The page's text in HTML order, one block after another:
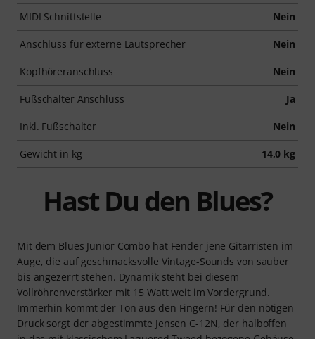
MIDI Schnittstelle Nein
Anschluss für externe Lautsprecher Nein
Kopfhöreranschluss Nein
Fußschalter Anschluss Ja
Inkl. Fußschalter Nein
Gewicht in kg 14,0 kg
Hast Du den Blues?
Mit dem Blues Junior Combo hat Fender jene Gitarristen im
Auge, die auf geschmacksvolle Vintage-Sounds von sauber
bis angezerrt stehen. Dynamik steht bei diesem
Vollröhrenverstärker mit 15 Watt weit im Vordergrund.
Immerhin kommt der Ton aus den Fingern! Für den nötigen
Druck sorgt der abgestimmte Jensen C-12N, der halboffen